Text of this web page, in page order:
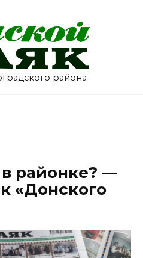
района
районке? —
«Донского